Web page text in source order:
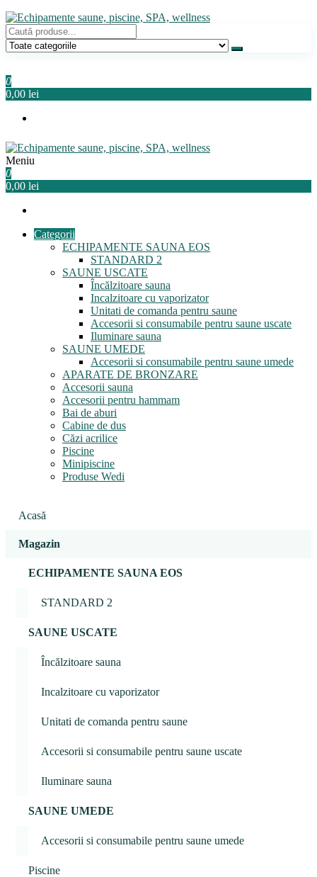
Sari
la
conținut
Echipamente saune, piscine, SPA, wellness
Relaxeaza-te!
0
0,00 lei
Echipamente saune, piscine, SPA, wellness
Relaxeaza-te!
Meniu
0
0,00 lei
Categorii
ECHIPAMENTE SAUNA EOS
STANDARD 2
SAUNE USCATE
Încălzitoare sauna
Incalzitoare cu vaporizator
Unitati de comanda pentru saune
Accesorii si consumabile pentru saune uscate
Iluminare sauna
SAUNE UMEDE
Accesorii si consumabile pentru saune umede
APARATE DE BRONZARE
Accesorii sauna
Accesorii pentru hammam
Bai de aburi
Cabine de dus
Căzi acrilice
Piscine
Minipiscine
Produse Wedi
Acasă
Magazin
ECHIPAMENTE SAUNA EOS
STANDARD 2
SAUNE USCATE
Încălzitoare sauna
Incalzitoare cu vaporizator
Unitati de comanda pentru saune
Accesorii si consumabile pentru saune uscate
Iluminare sauna
SAUNE UMEDE
Accesorii si consumabile pentru saune umede
Piscine